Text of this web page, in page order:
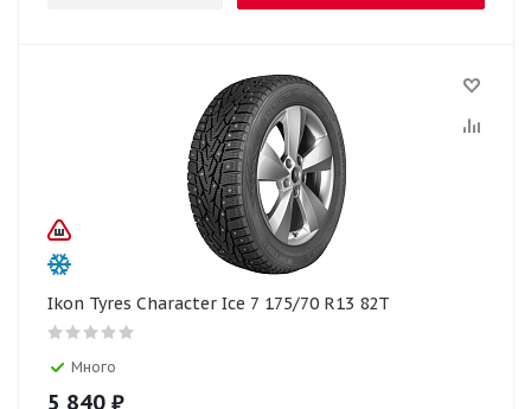
Ikon Tyres Character Ice 7 175/70 R13 82T
Много
5 840 ₽